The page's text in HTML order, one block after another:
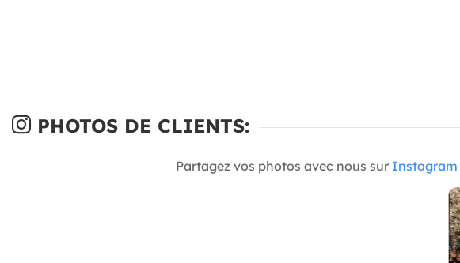
PHOTOS DE CLIENTS:
Partagez vos photos avec nous sur Instagram